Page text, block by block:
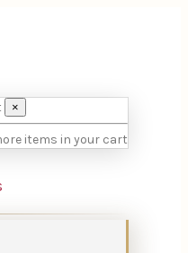
×
items in your cart